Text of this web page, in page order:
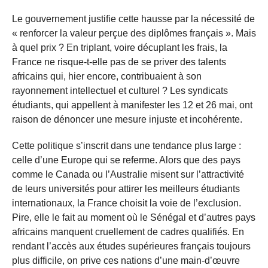
Le gouvernement justifie cette hausse par la nécessité de
« renforcer la valeur perçue des diplômes français ». Mais
à quel prix ? En triplant, voire décuplant les frais, la
France ne risque-t-elle pas de se priver des talents
africains qui, hier encore, contribuaient à son
rayonnement intellectuel et culturel ? Les syndicats
étudiants, qui appellent à manifester les 12 et 26 mai, ont
raison de dénoncer une mesure injuste et incohérente.
Cette politique s’inscrit dans une tendance plus large :
celle d’une Europe qui se referme. Alors que des pays
comme le Canada ou l’Australie misent sur l’attractivité
de leurs universités pour attirer les meilleurs étudiants
internationaux, la France choisit la voie de l’exclusion.
Pire, elle le fait au moment où le Sénégal et d’autres pays
africains manquent cruellement de cadres qualifiés. En
rendant l’accès aux études supérieures français toujours
plus difficile, on prive ces nations d’une main-d’œuvre